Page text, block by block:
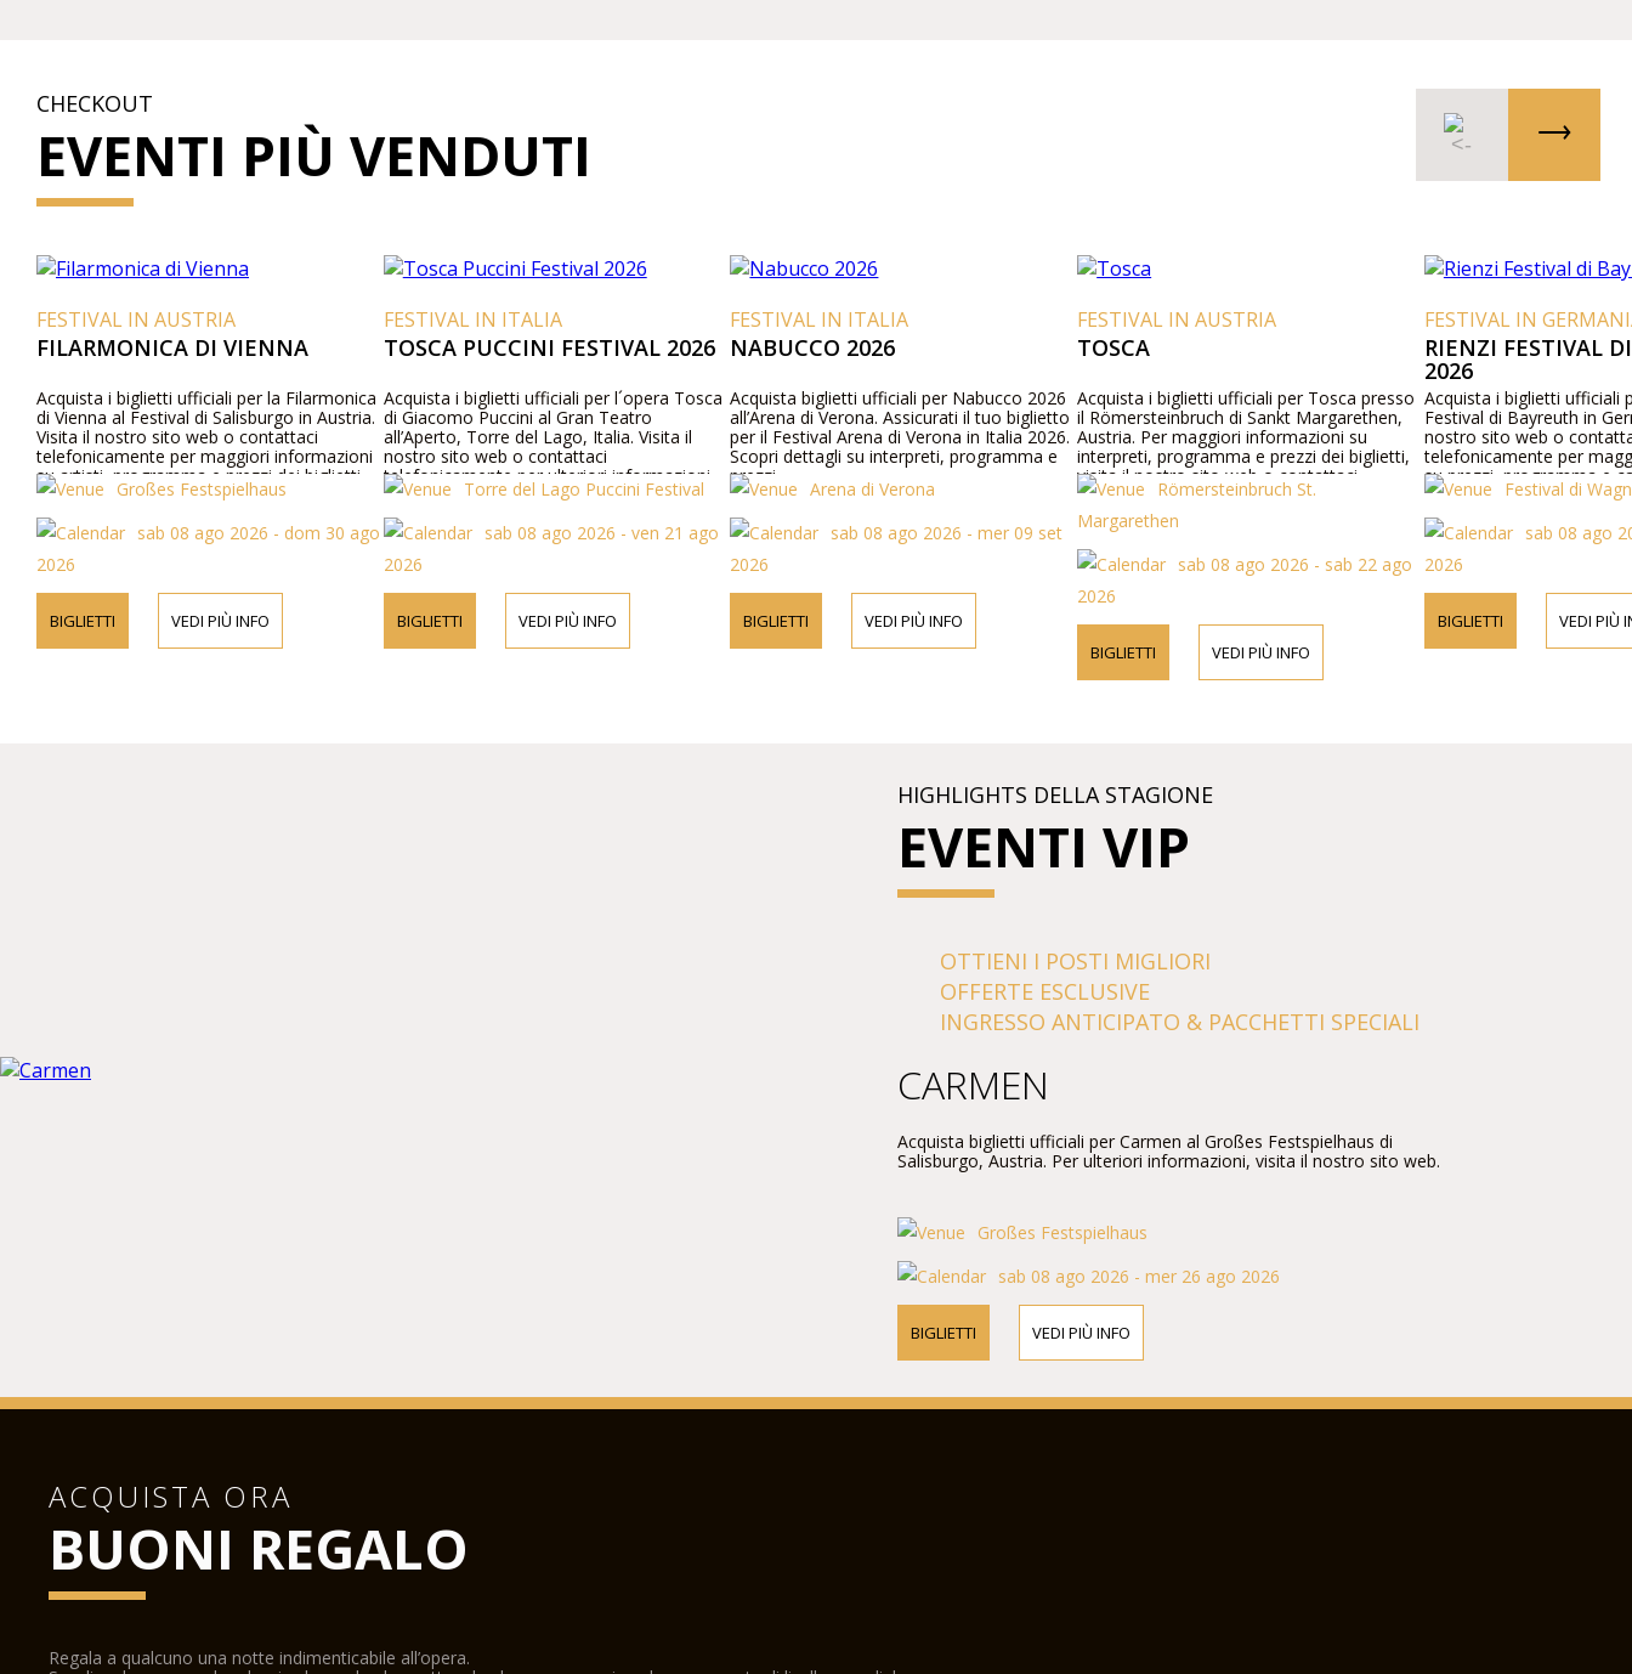
CHECKOUT
EVENTI PIÙ VENDUTI
FESTIVAL IN AUSTRIA
FILARMONICA DI VIENNA
Acquista i biglietti ufficiali per la Filarmonica
di Vienna al Festival di Salisburgo in Austria.
Visita il nostro sito web o contattaci
telefonicamente per maggiori informazioni
su artisti, programma e prezzi dei biglietti.
Großes Festspielhaus
sab 08 ago 2026 - dom 30 ago
2026
BIGLIETTI VEDI PIÙ INFO
FESTIVAL IN ITALIA
TOSCA PUCCINI FESTIVAL 2026
Acquista i biglietti ufficiali per l´opera Tosca
di Giacomo Puccini al Gran Teatro
all’Aperto, Torre del Lago, Italia. Visita il
nostro sito web o contattaci
telefonicamente per ulteriori informazioni
su artisti, dettagli del programma e prezzi
dei biglietti.
Torre del Lago Puccini Festival
sab 08 ago 2026 - ven 21 ago
2026
BIGLIETTI VEDI PIÙ INFO
FESTIVAL IN ITALIA
NABUCCO 2026
Acquista biglietti ufficiali per Nabucco 2026
all’Arena di Verona. Assicurati il tuo biglietto
per il Festival Arena di Verona in Italia 2026.
Scopri dettagli su interpreti, programma e
prezzi.
Arena di Verona
sab 08 ago 2026 - mer 09 set
2026
BIGLIETTI VEDI PIÙ INFO
FESTIVAL IN AUSTRIA
TOSCA
Acquista i biglietti ufficiali per Tosca presso
il Römersteinbruch di Sankt Margarethen,
Austria. Per maggiori informazioni su
interpreti, programma e prezzi dei biglietti,
visita il nostro sito web o contattaci
telefonicamente.Römersteinbruch St.
Margarethen
sab 08 ago 2026 - sab 22 ago
2026
BIGLIETTI VEDI PIÙ INFO
FESTIVAL IN
RIENZI FESTIVAL
2026
Acquista i biglietti ufficiali
Festival di Bayreuth in
nostro sito web o
telefonicamente per
su prezzi, programma e
Festival di
sab 08 ago
2026
BIGLIETTI VEDI PIÙ
HIGHLIGHTS DELLA STAGIONE
EVENTI VIP
OTTIENI I POSTI MIGLIORI
OFFERTE ESCLUSIVE
INGRESSO ANTICIPATO & PACCHETTI SPECIALI
CARMEN
Acquista biglietti ufficiali per Carmen al Großes Festspielhaus di
Salisburgo, Austria. Per ulteriori informazioni, visita il nostro sito web.
Großes Festspielhaus
sab 08 ago 2026 - mer 26 ago 2026
BIGLIETTI VEDI PIÙ INFO
ACQUISTA ORA
BUONI REGALO
Regala a qualcuno una notte indimenticabile all’opera.